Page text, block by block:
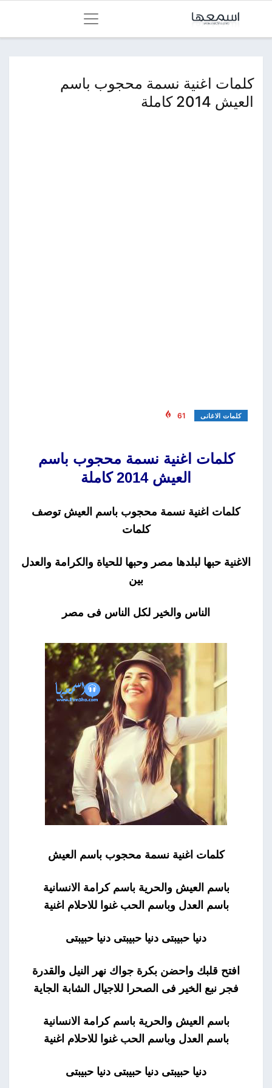
كلمات اغنية نسمة محجوب باسم
العيش 2014 كاملة
كلمات الاغانى 61
كلمات اغنية نسمة محجوب باسم
العيش 2014 كاملة
كلمات اغنية نسمة محجوب باسم العيش توصف
كلمات
الاغنية حبها لبلدها مصر وحبها للحياة والكرامة والعدل
بين
الناس والخير لكل الناس فى مصر
كلمات اغنية نسمة محجوب باسم العيش
باسم العيش والحرية باسم كرامة الانسانية
باسم العدل وباسم الحب غنوا للاحلام اغنية
دنيا حبيبتى دنيا حبيبتى دنيا حبيبتى
افتح قلبك واحضن بكرة جواك نهر النيل والقدرة
فجر نبع الخير فى الصحرا للاجيال الشابة الجاية
باسم العيش والحرية باسم كرامة الانسانية
باسم العدل وباسم الحب غنوا للاحلام اغنية
دنيا حبيبتى دنيا حبيبتى دنيا حبيبتى